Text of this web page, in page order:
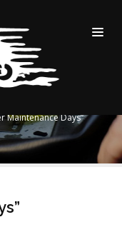
Maintenance Days”